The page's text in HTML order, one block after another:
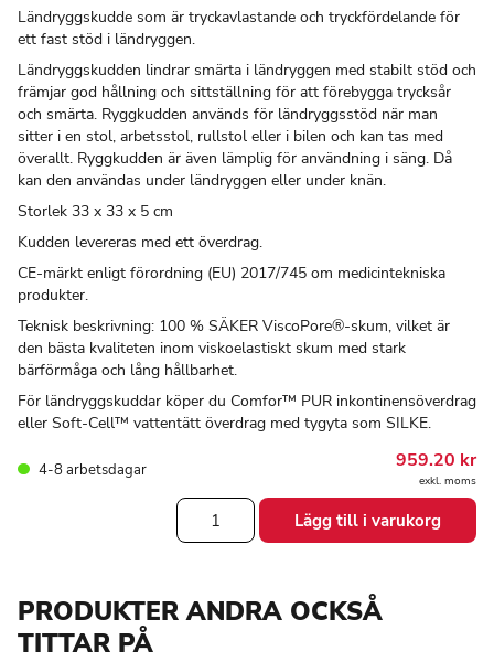
Ländryggskudde som är tryckavlastande och tryckfördelande för
ett fast stöd i ländryggen.
Ländryggskudden lindrar smärta i ländryggen med stabilt stöd och
främjar god hållning och sittställning för att förebygga trycksår ​​
och smärta. Ryggkudden används för ländryggsstöd när man
sitter i en stol, arbetsstol, rullstol eller i bilen och kan tas med
överallt. Ryggkudden är även lämplig för användning i säng. Då
kan den användas under ländryggen eller under knän.
Storlek 33 x 33 x 5 cm
Kudden levereras med ett överdrag.
CE-märkt enligt förordning (EU) 2017/745 om medicintekniska
produkter.
Teknisk beskrivning: 100 % SÄKER ViscoPore®-skum, vilket är
den bästa kvaliteten inom viskoelastiskt skum med stark
bärförmåga och lång hållbarhet.
För ländryggskuddar köper du Comfor™ PUR inkontinensöverdrag
eller Soft-Cell™ vattentätt överdrag med tygyta som SILKE.
4-8 arbetsdagar 959.20 kr
exkl. moms
Ländryggskudde
mängd
Lägg till i varukorg
PRODUKTER ANDRA OCKSÅ
TITTAR PÅ